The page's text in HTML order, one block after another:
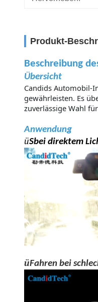
Produkt-
Beschreibung
Übersicht
Candids Automobil-
gewährleisten. Es
zuverlässige Wahl
Anwendung
üSbei direktem
üFahren bei